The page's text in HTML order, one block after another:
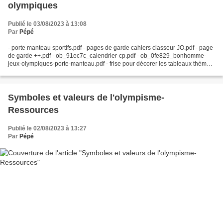
olympiques
Publié le 03/08/2023 à 13:08
Par Pépé
- porte manteau sportifs.pdf - pages de garde cahiers classeur JO.pdf - page
de garde ++.pdf - ob_91ec7c_calendrier-cp.pdf - ob_0fe829_bonhomme-
jeux-olympiques-porte-manteau.pdf - frise pour décorer les tableaux thème
Symboles et valeurs de l'olympisme-
Ressources
Publié le 02/08/2023 à 13:27
Par Pépé